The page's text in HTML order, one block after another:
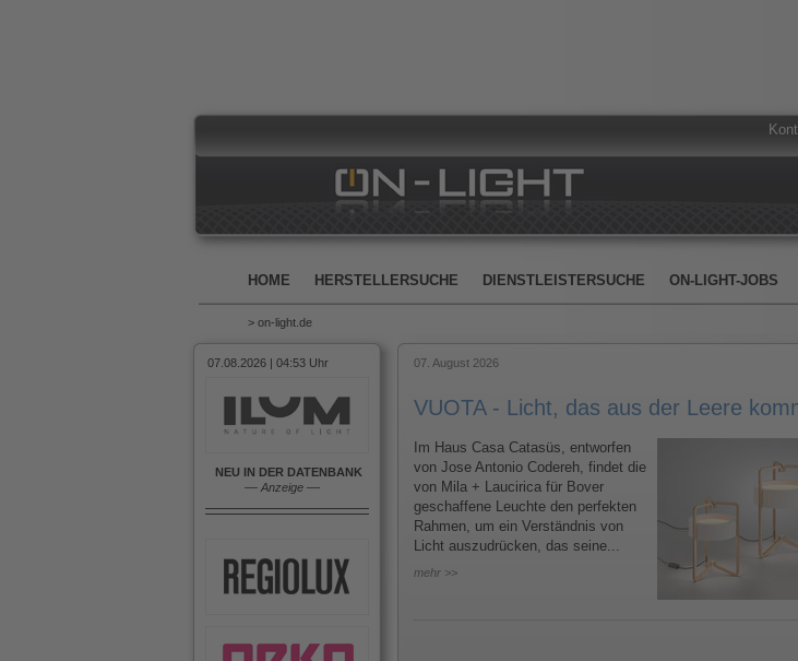
HOME HERSTELLERSUCHE DIENSTLEISTERSUCHE ON-LIGHT-JOBS
> on-light.de
07.08.2026 | 04:53 Uhr
NEU IN DER DATENBANK
–– Anzeige ––
07. August 2026
VUOTA - Licht, das aus der Leere
Im Haus Casa Catasüs, entworfen
von Jose Antonio Codereh, findet die
von Mila + Laucirica für Bover
geschaffene Leuchte den perfekten
Rahmen, um ein Verständnis von
Licht auszudrücken, das seine...
mehr >>